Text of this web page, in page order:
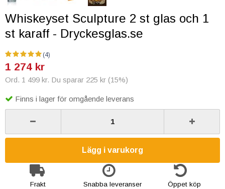
Whiskeyset Sculpture 2 st glas och 1
st karaff - Dryckesglas.se
(4)
1 274 kr
Ord. 1 499 kr. Du sparar 225 kr (15%)
Finns i lager för omgående leverans
Lägg i varukorg
Frakt
Snabba leveranser
Öppet köp